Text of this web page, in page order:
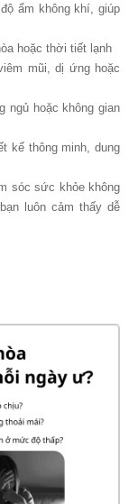
ẩm không khí, giúp
hoặc thời tiết lạnh
mũi, dị ứng hoặc
ngủ hoặc không gian
kế thông minh, dung
sóc sức khỏe không
luôn cảm thấy dễ